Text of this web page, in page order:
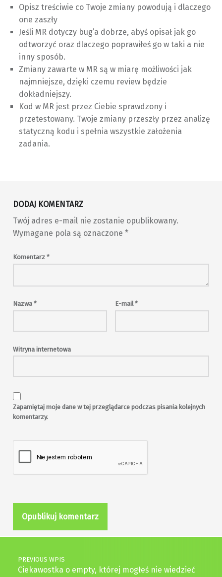
Opisz treściwie co Twoje zmiany powodują i dlaczego
one zaszły
Jeśli MR dotyczy bug’a dobrze, abyś opisał jak go
odtworzyć oraz dlaczego poprawiłeś go w taki a nie
inny sposób.
Zmiany zawarte w MR są w miarę możliwości jak
najmniejsze, dzięki czemu review będzie
dokładniejszy.
Kod w MR jest przez Ciebie sprawdzony i
przetestowany. Twoje zmiany przeszły przez analizę
statyczną kodu i spełnia wszystkie założenia
zadania.
DODAJ KOMENTARZ
Twój adres e-mail nie zostanie opublikowany.
Wymagane pola są oznaczone *
Komentarz *
Nazwa * E-mail*
Witryna internetowa
Zapamiętaj moje dane w tej przeglądarce podczas pisania kolejnych
komentarzy.
Post navigation
PREVIOUS WPIS
Ciekawostka o empty, której mogłeś nie wiedzieć